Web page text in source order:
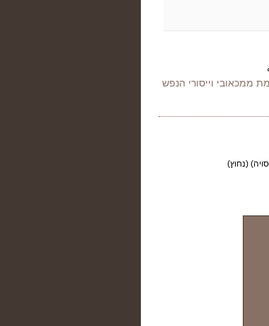
ממכאובי וייסורי הנפש
(נחוץ)